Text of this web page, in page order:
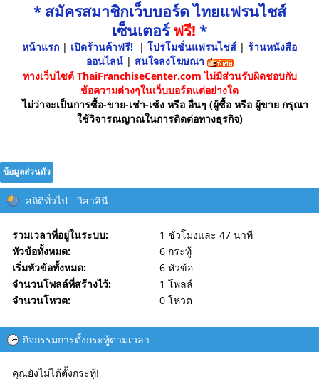
* สมัครสมาชิกเว็บบอร์ด ไทยแฟรนไชส์
เซ็นเตอร์ฟรี! *
หน้าแรก | เปิดร้านค้าฟรี! | โปรโมชั่นแฟรนไชส์ | ร้านหนังสือ
ออนไลน์ | สนใจลงโฆษณา
ทางเว็บไซต์ ThaiFranchiseCenter.com ไม่มีส่วนรับผิดชอบกับ
ข้อความต่างๆในเว็บบอร์ดแต่อย่างใด
ไม่ว่าจะเป็นการซื้อ-ขาย-เช่า-เซ้ง หรือ อื่นๆ (ผู้ซื้อ หรือ ผู้ขาย กรุณา
ใช้วิจารณญาณในการติดต่อทางธุรกิจ)
ข้อมูลส่วนตัว
สถิติทั่วไป - วิสาลินี
รวมเวลาที่อยู่ในระบบ:
1 ชั่วโมงและ 47 นาที
หัวข้อทั้งหมด:
6 กระทู้
เริ่มหัวข้อทั้งหมด:
6 หัวข้อ
จำนวนโพลล์ที่สร้างไว้:
1 โพลล์
จำนวนโหวต:
0 โหวต
กิจกรรมการตั้งกระทู้ตามเวลา
คุณยังไม่ได้ตั้งกระทู้!